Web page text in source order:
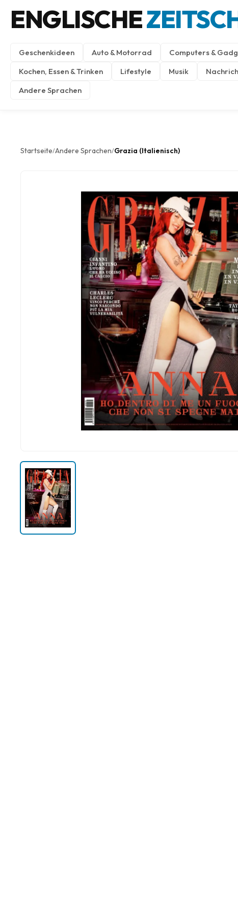
ENGLISCHE
Geschenkideen Auto & Motorrad Computers &
Kochen, Essen & Trinken
Lifestyle Musik
Andere Sprachen
Startseite/Andere Sprachen/Grazia (Italienisch)